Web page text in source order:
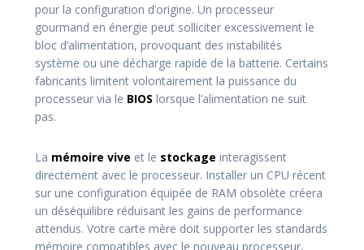
pour la configuration d’origine. Un processeur
gourmand en énergie peut solliciter excessivement le
bloc d’alimentation, provoquant des instabilités
système ou une décharge rapide de la batterie. Certains
fabricants limitent volontairement la puissance du
processeur via le BIOS lorsque l’alimentation ne suit
pas.
La mémoire vive et le stockage interagissent
directement avec le processeur. Installer un CPU récent
sur une configuration équipée de RAM obsolète créera
un déséquilibre réduisant les gains de performance
attendus. Votre carte mère doit supporter les standards
mémoire compatibles avec le nouveau processeur,